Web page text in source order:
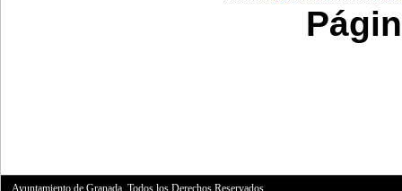
Ayuntamiento de Granada. Todos los Derechos Reservados.